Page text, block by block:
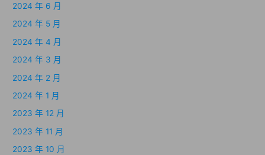
2024 年 6 月
2024 年 5 月
2024 年 4 月
2024 年 3 月
2024 年 2 月
2024 年 1 月
2023 年 12 月
2023 年 11 月
2023 年 10 月